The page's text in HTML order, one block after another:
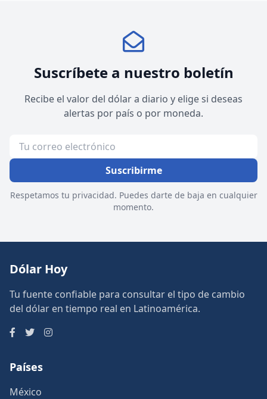
Suscríbete a nuestro boletín
Recibe el valor del dólar a diario y elige si deseas
alertas por país o por moneda.
Suscribirme
Respetamos tu privacidad. Puedes darte de baja en cualquier
momento.
Dólar Hoy
Tu fuente confiable para consultar el tipo de cambio
del dólar en tiempo real en Latinoamérica.
Países
México